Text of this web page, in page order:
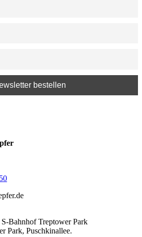
Bahnhof Treptower Park
Park, Puschkinallee.